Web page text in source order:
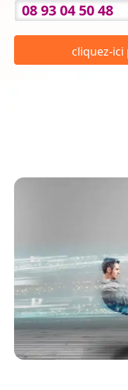
08 93 04 50 48
cliquez-